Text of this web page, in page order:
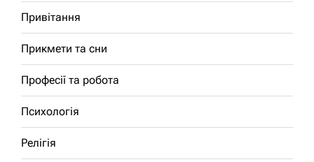
Привітання
Прикмети та сни
Професії та робота
Психологія
Релігія